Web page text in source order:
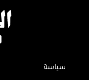
سياسة